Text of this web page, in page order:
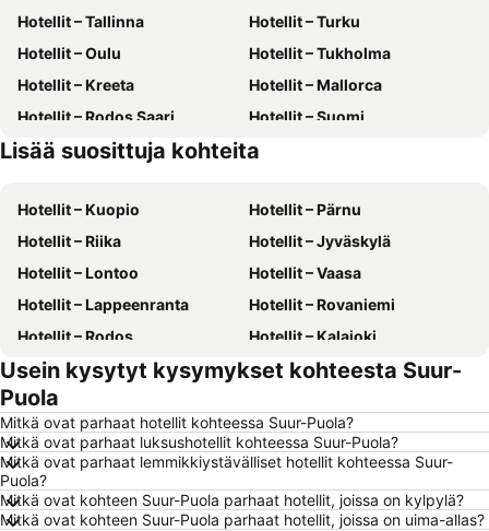
Hotellit – Tallinna
Hotellit – Turku
Hotellit – Oulu
Hotellit – Tukholma
Hotellit – Kreeta
Hotellit – Mallorca
Hotellit – Rodos Saari
Hotellit – Suomi
Hotellit – Gran Canaria
Hotellit – Kreikka
Lisää suosittuja kohteita
Hotellit – Kuopio
Hotellit – Pärnu
Hotellit – Riika
Hotellit – Jyväskylä
Hotellit – Lontoo
Hotellit – Vaasa
Hotellit – Lappeenranta
Hotellit – Rovaniemi
Hotellit – Rodos
Hotellit – Kalajoki
Hotellit – Alanya
Hotellit – Joensuu
Hotellit – Fuengirola
Hotellit – Savonlinna
Hotellit – Gdańsk
Hotellit – Lahti
Hotellit – Hämeenlinna
Hotellit – Seinäjoki
Hotellit – Ahvenanmaa
Hotellit – Malta
Hotellit – Aurinkorannikko
Usein kysytyt kysymykset kohteesta Suur-
Puola
Mitkä ovat parhaat hotellit kohteessa Suur-Puola?
Mitkä ovat parhaat luksushotellit kohteessa Suur-Puola?
Mitkä ovat parhaat lemmikkiystävälliset hotellit kohteessa Suur-
Puola?
Mitkä ovat kohteen Suur-Puola parhaat hotellit, joissa on kylpylä?
Mitkä ovat kohteen Suur-Puola parhaat hotellit, joissa on uima-allas?